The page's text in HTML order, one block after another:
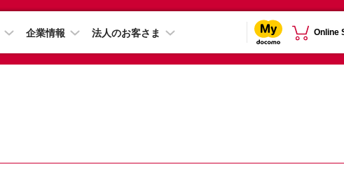
企業情報 法人のお客さま Online